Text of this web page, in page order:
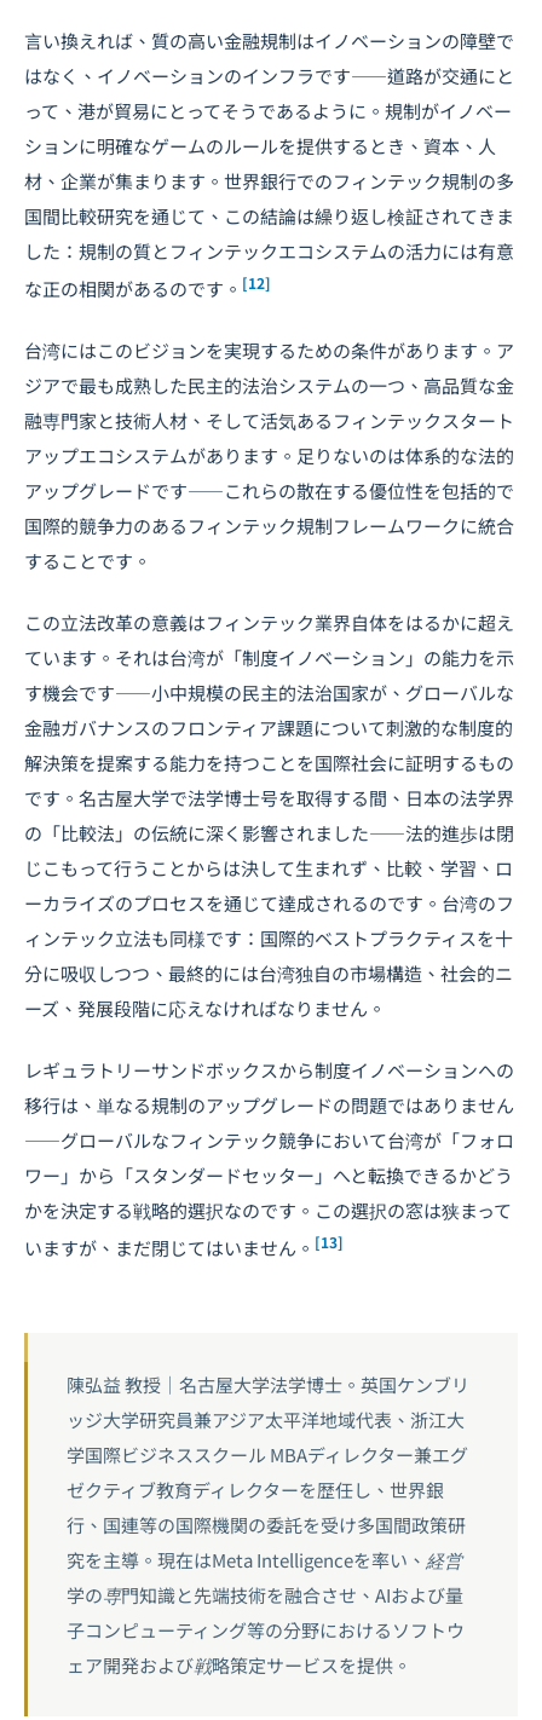
言い換えれば、質の高い金融規制はイノベーションの障壁で
はなく、イノベーションのインフラです――道路が交通にと
って、港が貿易にとってそうであるように。規制がイノベー
ションに明確なゲームのルールを提供するとき、資本、人
材、企業が集まります。世界銀行でのフィンテック規制の多
国間比較研究を通じて、この結論は繰り返し検証されてきま
した：規制の質とフィンテックエコシステムの活力には有意
な正の相関があるのです。 [12]
台湾にはこのビジョンを実現するための条件があります。ア
ジアで最も成熟した民主的法治システムの一つ、高品質な金
融専門家と技術人材、そして活気あるフィンテックスタート
アップエコシステムがあります。足りないのは体系的な法的
アップグレードです――これらの散在する優位性を包括的で
国際的競争力のあるフィンテック規制フレームワークに統合
することです。
この立法改革の意義はフィンテック業界自体をはるかに超え
ています。それは台湾が「制度イノベーション」の能力を示
す機会です――小中規模の民主的法治国家が、グローバルな
金融ガバナンスのフロンティア課題について刺激的な制度的
解決策を提案する能力を持つことを国際社会に証明するもの
です。名古屋大学で法学博士号を取得する間、日本の法学界
の「比較法」の伝統に深く影響されました――法的進歩は閉
じこもって行うことからは決して生まれず、比較、学習、ロ
ーカライズのプロセスを通じて達成されるのです。台湾のフ
ィンテック立法も同様です：国際的ベストプラクティスを十
分に吸収しつつ、最終的には台湾独自の市場構造、社会的ニ
ーズ、発展段階に応えなければなりません。
レギュラトリーサンドボックスから制度イノベーションへの
移行は、単なる規制のアップグレードの問題ではありません
――グローバルなフィンテック競争において台湾が「フォロ
ワー」から「スタンダードセッター」へと転換できるかどう
かを決定する戦略的選択なのです。この選択の窓は狭まって
いますが、まだ閉じてはいません。 [13]
陳弘益 教授｜名古屋大学法学博士。英国ケンブリ
ッジ大学研究員兼アジア太平洋地域代表、浙江大
学国際ビジネススクール MBAディレクター兼エグ
ゼクティブ教育ディレクターを歴任し、世界銀
行、国連等の国際機関の委託を受け多国間政策研
究を主導。現在はMeta Intelligenceを率い、経営
学の専門知識と先端技術を融合させ、AIおよび量
子コンピューティング等の分野におけるソフトウ
ェア開発および戦略策定サービスを提供。